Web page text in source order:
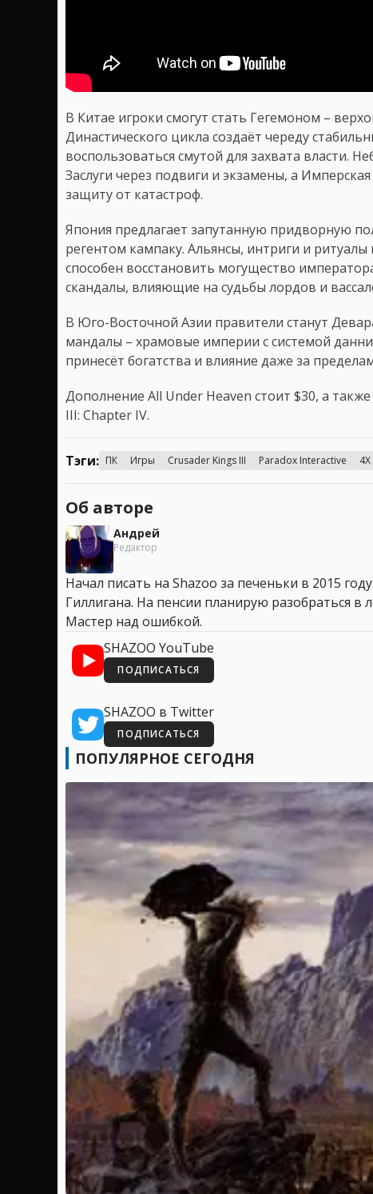
В Китае игроки смогут стать Гегемоном –
Династического цикла создаёт череду
воспользоваться смутой для захвата власти.
Заслуги через подвиги и экзамены, а
защиту от катастроф.
Япония предлагает запутанную придворную
регентом кампаку. Альянсы, интриги и
способен восстановить могущество
скандалы, влияющие на судьбы лордов и
В Юго-Восточной Азии правители станут
мандалы – храмовые империи с системой
принесёт богатства и влияние даже за
Дополнение All Under Heaven стоит $30, а
III: Chapter IV.
Тэги: ПК Игры Crusader Kings III Paradox Interactive 4X
Об авторе
Андрей
Редактор
Начал писать на Shazoo за печеньки в 2015
Гиллигана. На пенсии планирую разобраться в
Мастер над ошибкой.
SHAZOO YouTube
ПОДПИСАТЬСЯ
SHAZOO в Twitter
ПОДПИСАТЬСЯ
ПОПУЛЯРНОЕ СЕГОДНЯ